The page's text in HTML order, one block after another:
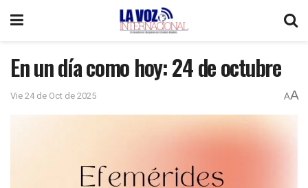
En un día como hoy: 24 de octubre
Vie 24 de Oct de 2025 AA